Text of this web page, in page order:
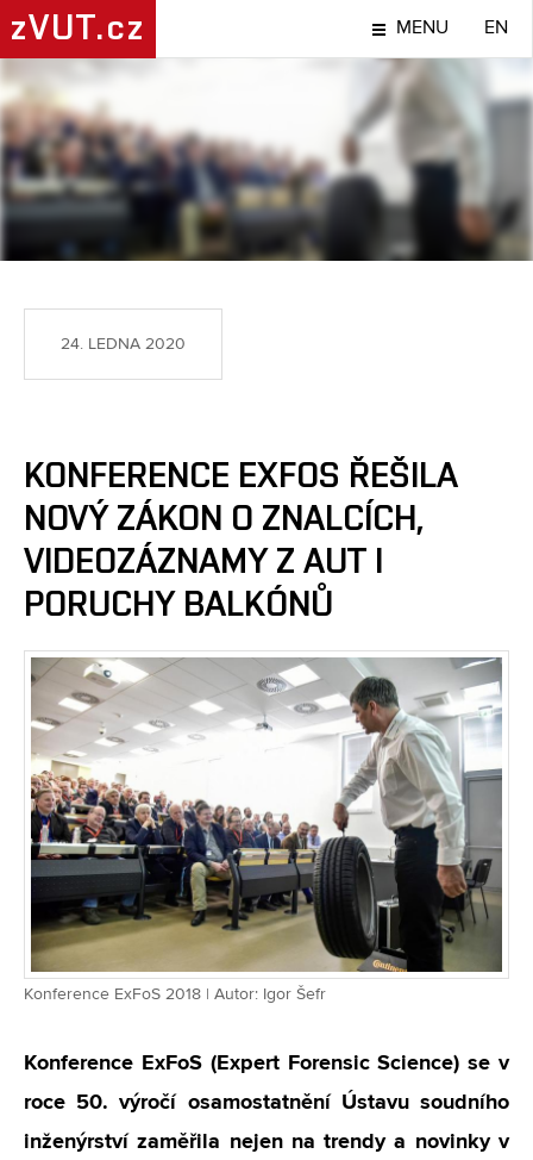
zVUT.cz MENU EN
TÉMA
24. LEDNA 2020
KONFERENCE EXFOS ŘEŠILA
NOVÝ ZÁKON O ZNALCÍCH,
VIDEOZÁZNAMY Z AUT I
PORUCHY BALKÓNŮ
Konference ExFoS 2018 | Autor: Igor Šefr
Konference ExFoS (Expert Forensic Science) se v
roce 50. výročí osamostatnění Ústavu soudního
inženýrství zaměřila nejen na trendy a novinky v